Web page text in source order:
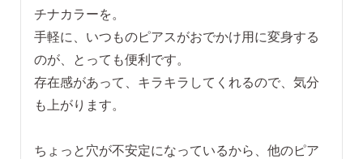
チナカラーを。
手軽に、いつものピアスがおでかけ用に変身する
のが、とっても便利です。
存在感があって、キラキラしてくれるので、気分
も上がります。
ちょっと穴が不安定になっているから、他のピア